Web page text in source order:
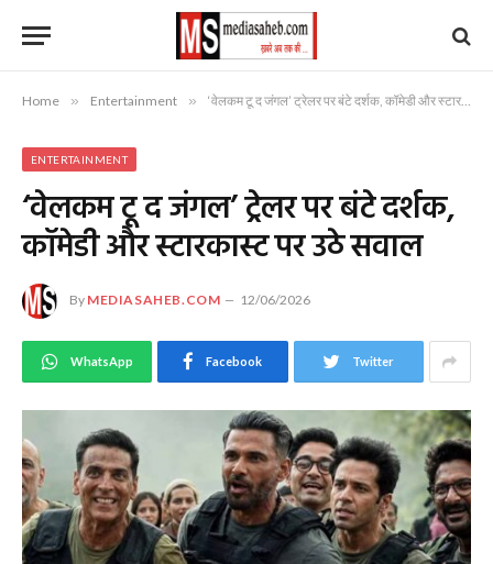
Home » Entertainment » ‘वेलकम टू द जंगल’ ट्रेलर पर बंटे दर्शक, कॉमेडी और स्टारकास्ट पर उठे सवाल
ENTERTAINMENT
‘वेलकम टू द जंगल’ ट्रेलर पर बंटे दर्शक,
कॉमेडी और स्टारकास्ट पर उठे सवाल
By MEDIASAHEB.COM 12/06/2026
WhatsApp Facebook Twitter